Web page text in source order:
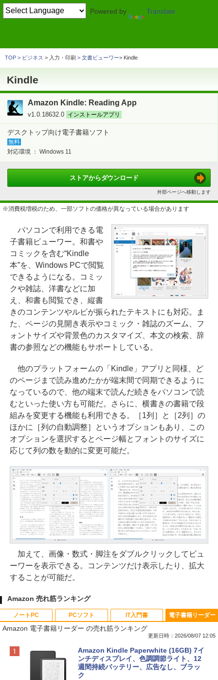
Powered by Translate
TOP ビジネス > 入力・印刷 文書ビューワー Kindle
Kindle
Amazon Kindle: Reading App
v1.0.18632.0 インストールアプリ
デスクトップ向け電子書籍ソフト
無料
対応環境 ： Windows 11
ストアからダウンロード
外部ページへ移動します
※消費税増税のため、一部ソフトの価格が異なっている場合があります
パソコンで利用できる電
子書籍ビューワー。和書や
コミックを含む“Kindle
本”を、Windows PCで閲覧
できるようになる。コミッ
クや雑誌、洋書などに加
え、和書も閲覧でき、縦書
きのコンテンツやルビが振られたテキストにも対応。ま
た、ページの見開き表示やコミック・雑誌のズーム、フ
ォントサイズや背景色のカスタマイズ、本文の検索、辞
書の参照などの機能もサポートしている。
他のプラットフォームの「Kindle」アプリと同様、ど
のページまで読み進めたかが端末間で同期できるように
なっているので、他の端末で読んだ続きをパソコンで読
むといった使い方も可能だ。さらに、横書きの書籍で段
組みを変更する機能も利用できる。［1列］と［2列］の
ほかに［列の自動調整］というオプションもあり、この
オプションを選択するとページ幅とフォントのサイズに
応じて列の数を動的に変更可能だ。
加えて、画像・数式・脚注をダブルクリックしてビュ
ーワーを表示できる。コンテンツだけ表示したり、拡大
することが可能だ。
Amazon 売れ筋ランキング
ノートPC
Apple 2026 MacBook Neo A18 Proチッ
プ搭載13インチノートブック：AIとAppl
e Intelligence、Liquid Retinaディスプ
レイ、8GBメモリ、512GB SSD、1080p
PCソフト
Robloxギフトカード - 800 Robux 【限
定バーチャルアイテムを含む】 【オンラ
インゲームコード】 ロブロックス | オン
ラインコード版
IT入門書
生成AIパスポート公式テキスト 第４版
￥1,766
電子書籍リーダー
Amazon 電子書籍リーダー の売れ筋ランキング
更新日時：2026/08/07 12:05
Amazon Kindle Paperwhite (16GB) 7イ
ンチディスプレイ、色調調節ライト、12
週間持続バッテリー、広告なし、ブラッ
ク